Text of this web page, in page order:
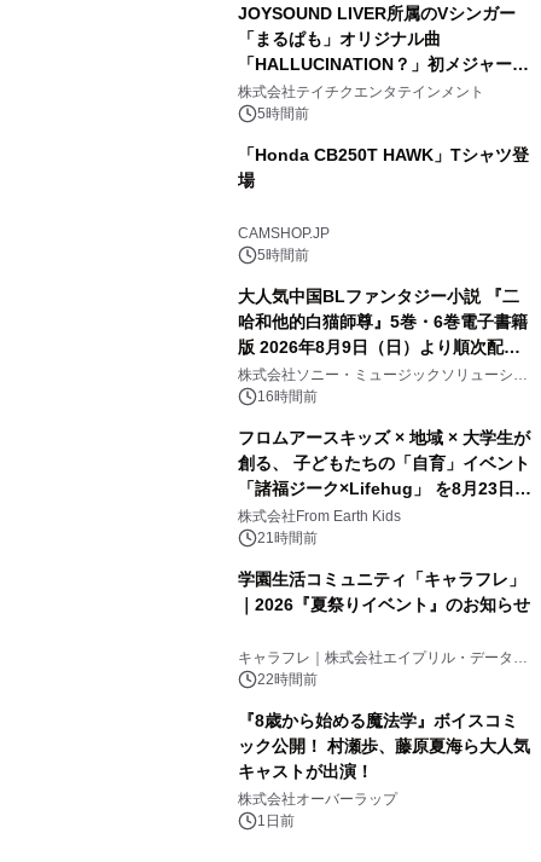
JOYSOUND LIVER所属のVシンガー
「まるぱも」オリジナル曲
「HALLUCINATION？」初メジャー配
信リリース決定！
株式会社テイチクエンタテインメント
5時間前
「Honda CB250T HAWK」Tシャツ登
場
CAMSHOP.JP
5時間前
大人気中国BLファンタジー小説 『二
哈和他的白猫師尊』5巻・6巻電子書籍
版 2026年8月9日（日）より順次配信
開始
株式会社ソニー・ミュージックソリューショ
ンズ16時間前
フロムアースキッズ × 地域 × 大学生が
創る、 子どもたちの「自育」イベント
「諸福ジーク×Lifehug」 を8月23日
(日)開催
株式会社From Earth Kids
21時間前
学園生活コミュニティ「キャラフレ」
｜2026『夏祭りイベント』のお知らせ
キャラフレ｜株式会社エイプリル・データ・
デザインズ
22時間前
『8歳から始める魔法学』ボイスコミ
ック公開！ 村瀬歩、藤原夏海ら大人気
キャストが出演！
株式会社オーバーラップ
1日前